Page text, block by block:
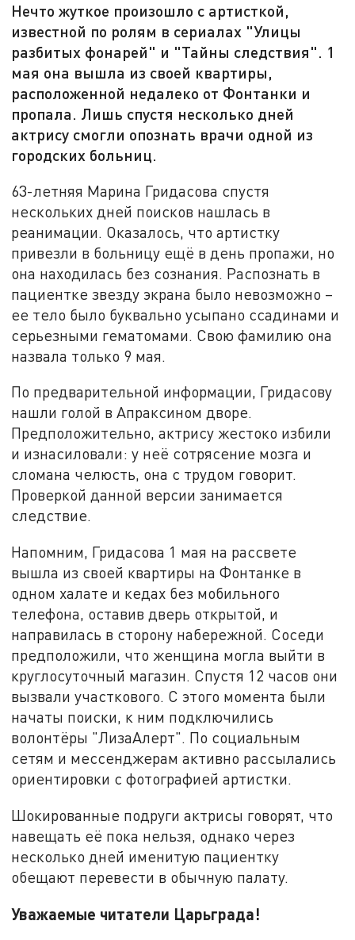
Нечто жуткое произошло с артисткой,
известной по ролям в сериалах "Улицы
разбитых фонарей" и "Тайны следствия". 1
мая она вышла из своей квартиры,
расположенной недалеко от Фонтанки и
пропала. Лишь спустя несколько дней
актрису смогли опознать врачи одной из
городских больниц.
63-летняя Марина Гридасова спустя
нескольких дней поисков нашлась в
реанимации. Оказалось, что артистку
привезли в больницу ещё в день пропажи, но
она находилась без сознания. Распознать в
пациентке звезду экрана было невозможно –
ее тело было буквально усыпано ссадинами и
серьезными гематомами. Свою фамилию она
назвала только 9 мая.
По предварительной информации, Гридасову
нашли голой в Апраксином дворе.
Предположительно, актрису жестоко избили
и изнасиловали: у неё сотрясение мозга и
сломана челюсть, она с трудом говорит.
Проверкой данной версии занимается
следствие.
Напомним, Гридасова 1 мая на рассвете
вышла из своей квартиры на Фонтанке в
одном халате и кедах без мобильного
телефона, оставив дверь открытой, и
направилась в сторону набережной. Соседи
предположили, что женщина могла выйти в
круглосуточный магазин. Спустя 12 часов они
вызвали участкового. С этого момента были
начаты поиски, к ним подключились
волонтёры "ЛизаАлерт". По социальным
сетям и мессенджерам активно рассылались
ориентировки с фотографией артистки.
Шокированные подруги актрисы говорят, что
навещать её пока нельзя, однако через
несколько дней именитую пациентку
обещают перевести в обычную палату.
Уважаемые читатели Царьграда!